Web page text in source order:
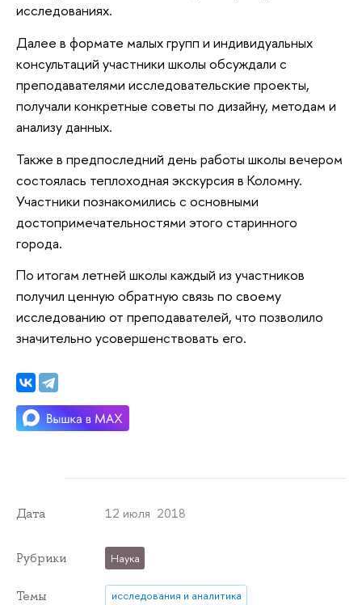
исследованиях.
Далее в формате малых групп и индивидуальных
консультаций участники школы обсуждали с
преподавателями исследовательские проекты,
получали конкретные советы по дизайну, методам и
анализу данных.
Также в предпоследний день работы школы вечером
состоялась теплоходная экскурсия в Коломну.
Участники познакомились с основными
достопримечательностями этого старинного
города.
По итогам летней школы каждый из участников
получил ценную обратную связь по своему
исследованию от преподавателей, что позволило
значительно усовершенствовать его.
Дата 12 июля 2018
Рубрики Наука
Темы исследования и аналитика